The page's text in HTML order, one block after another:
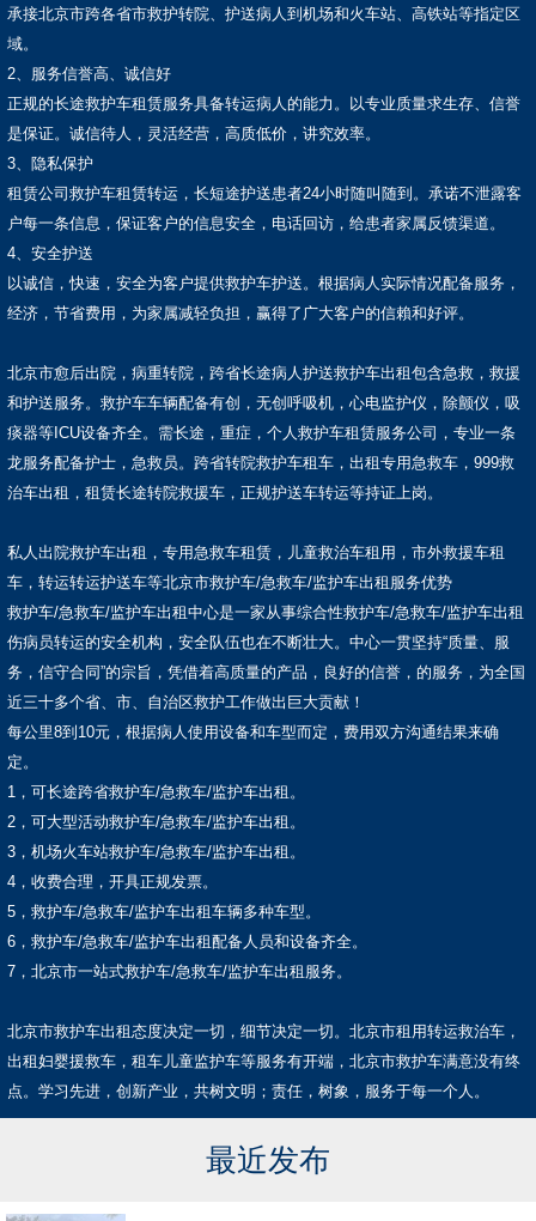
承接北京市跨各省市救护转院、护送病人到机场和火车站、高铁站等指定区
域。
2、服务信誉高、诚信好
正规的长途救护车租赁服务具备转运病人的能力。以专业质量求生存、信誉
是保证。诚信待人，灵活经营，高质低价，讲究效率。
3、隐私保护
租赁公司救护车租赁转运，长短途护送患者24小时随叫随到。承诺不泄露客
户每一条信息，保证客户的信息安全，电话回访，给患者家属反馈渠道。
4、安全护送
以诚信，快速，安全为客户提供救护车护送。根据病人实际情况配备服务，
经济，节省费用，为家属减轻负担，赢得了广大客户的信賴和好评。
北京市愈后出院，病重转院，跨省长途病人护送救护车出租包含急救，救援
和护送服务。救护车车辆配备有创，无创呼吸机，心电监护仪，除颤仪，吸
痰器等ICU设备齐全。需长途，重症，个人救护车租赁服务公司，专业一条
龙服务配备护士，急救员。跨省转院救护车租车，出租专用急救车，999救
治车出租，租赁长途转院救援车，正规护送车转运等持证上岗。
私人出院救护车出租，专用急救车租赁，儿童救治车租用，市外救援车租
车，转运转运护送车等北京市救护车/急救车/监护车出租服务优势
救护车/急救车/监护车出租中心是一家从事综合性救护车/急救车/监护车出租
伤病员转运的安全机构，安全队伍也在不断壮大。中心一贯坚持“质量、服
务，信守合同”的宗旨，凭借着高质量的产品，良好的信誉，的服务，为全国
近三十多个省、市、自治区救护工作做出巨大贡献！
每公里8到10元，根据病人使用设备和车型而定，费用双方沟通结果来确
定。
1，可长途跨省救护车/急救车/监护车出租。
2，可大型活动救护车/急救车/监护车出租。
3，机场火车站救护车/急救车/监护车出租。
4，收费合理，开具正规发票。
5，救护车/急救车/监护车出租车辆多种车型。
6，救护车/急救车/监护车出租配备人员和设备齐全。
7，北京市一站式救护车/急救车/监护车出租服务。
北京市救护车出租态度决定一切，细节决定一切。北京市租用转运救治车，
出租妇婴援救车，租车儿童监护车等服务有开端，北京市救护车满意没有终
点。学习先进，创新产业，共树文明；责任，树象，服务于每一个人。
最近发布